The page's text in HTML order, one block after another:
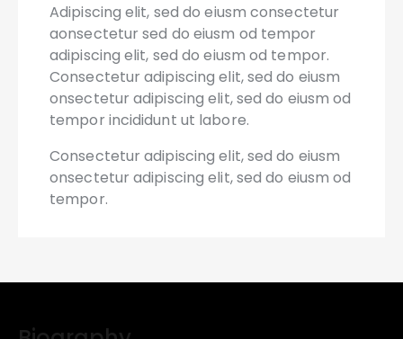
Adipiscing elit, sed do eiusm consectetur
aonsectetur sed do eiusm od tempor
adipiscing elit, sed do eiusm od tempor.
Consectetur adipiscing elit, sed do eiusm
onsectetur adipiscing elit, sed do eiusm od
tempor incididunt ut labore.
Consectetur adipiscing elit, sed do eiusm
onsectetur adipiscing elit, sed do eiusm od
tempor.